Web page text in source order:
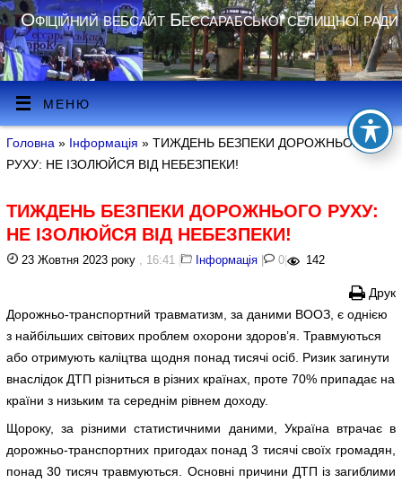
Офіційний вебсайт Бессарабської селищної ради
МЕНЮ
Головна » Інформація » ТИЖДЕНЬ БЕЗПЕКИ ДОРОЖНЬОГО
РУХУ: НЕ ІЗОЛЮЙСЯ ВІД НЕБЕЗПЕКИ!
ТИЖДЕНЬ БЕЗПЕКИ ДОРОЖНЬОГО РУХУ:
НЕ ІЗОЛЮЙСЯ ВІД НЕБЕЗПЕКИ!
23 Жовтня 2023 року , 16:41 | Інформація | 0 | 142
Друк
Дорожньо-транспортний травматизм, за даними ВООЗ, є однією
з найбільших світових проблем охорони здоров’я. Травмуються
або отримують каліцтва щодня понад тисячі осіб. Ризик загинути
внаслідок ДТП різниться в різних країнах, проте 70% припадає на
країни з низьким та середнім рівнем доходу.
Щороку, за різними статистичними даними, Україна втрачає в
дорожньо-транспортних пригодах понад 3 тисячі своїх громадян,
понад 30 тисяч травмуються. Основні причини ДТП із загиблими